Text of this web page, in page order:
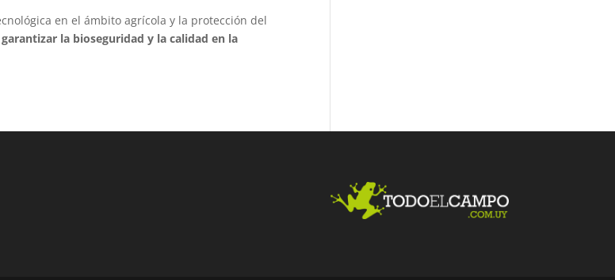
en el ámbito agrícola y la protección del
garantizar la bioseguridad y la calidad en la